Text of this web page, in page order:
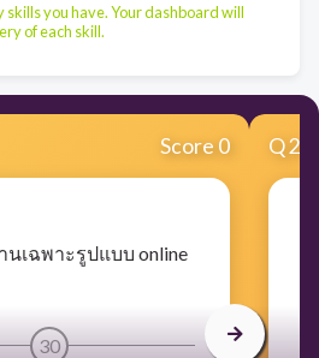
skills you have. Your dashboard will
of each skill.
Score 0
นเฉพาะรูปแบบ online
30
Q2